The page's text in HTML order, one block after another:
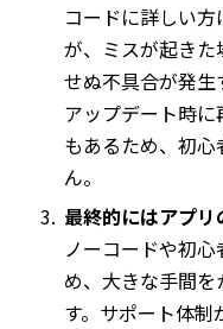
コードに詳しい
が、ミスが起き
せぬ不具合が発
アップデート時
もあるため、初
ん。
最終的にはアプ
ノーコードや初
め、大きな手間
す。サポート体